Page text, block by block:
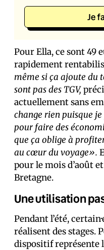
Je
Pour Ella, ce sont 49
rapidement
même si ça ajoute du
sont pas des TGV,
actuellement sans
change rien puisque
pour faire des
que ça oblige à
au cœur du voyage».
pour le mois d’août
Bretagne.
Une utilisation
Pendant l’été,
réalisent des stages.
dispositif représente